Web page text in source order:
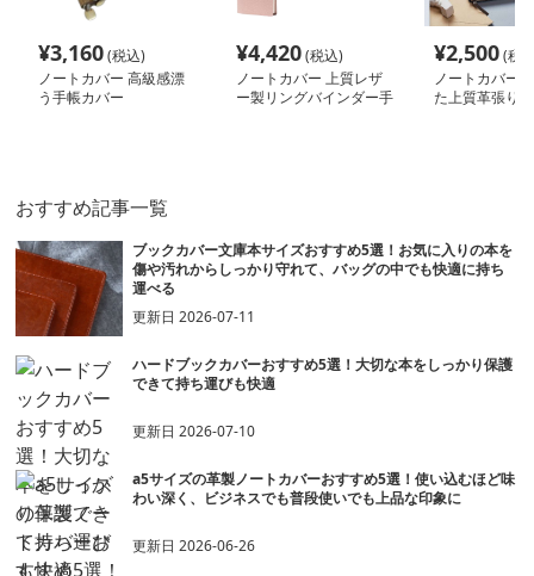
¥3,160(税込)
ノートカバー 高級感漂
う手帳カバー
¥4,420(税込)
ノートカバー 上質レザ
ー製リングバインダー手
¥2,500(税
ノートカバー
た上質革張り
おすすめ記事一覧
ブックカバー文庫本サイズおすすめ5選！お気に入りの本を
傷や汚れからしっかり守れて、バッグの中でも快適に持ち
運べる
更新日2026-07-11
ハードブックカバーおすすめ5選！大切な本をしっかり保護
できて持ち運びも快適
更新日2026-07-10
a5サイズの革製ノートカバーおすすめ5選！使い込むほど味
わい深く、ビジネスでも普段使いでも上品な印象に
更新日2026-06-26